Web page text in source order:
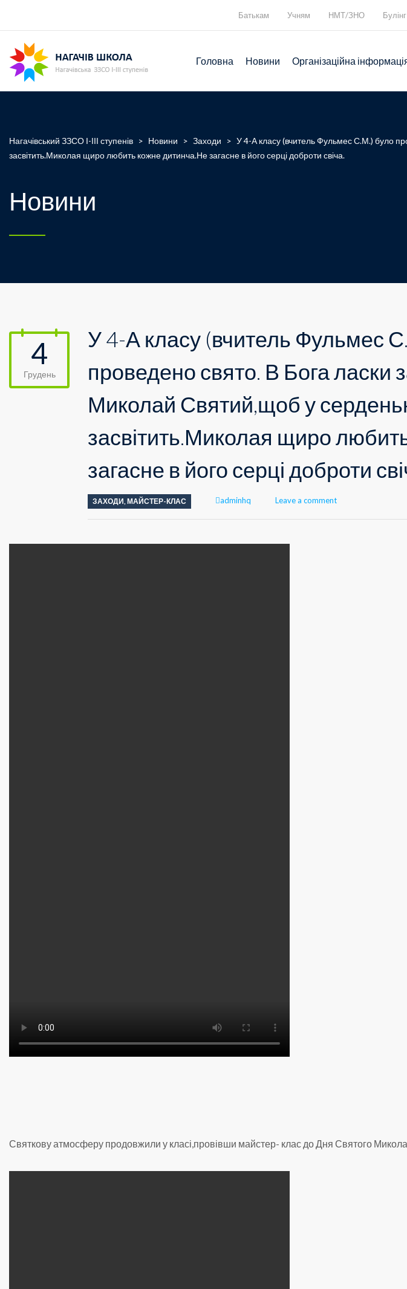
Батькам Учням НМТ/ЗНО Булінг
Головна Новини Організаційна
Нагачівський ЗЗСО І-ІІІ ступенів > Новини > Заходи > У 4-А класу (вчитель Фульмес С.М.) було
засвітить.Миколая щиро любить кожне дитинча.Не загасне в його серці доброти свіча.
Новини
4
Грудень
У 4-А класу (вчитель Фульмес
проведено свято. В Бога ласки
Миколай Святий,щоб у
засвітить.Миколая щиро
загасне в його серці доброти
ЗАХОДИ,МАЙСТЕР-КЛАС Author
adminhq Leave a comment
Святкову атмосферу продовжили у класі,провівши майстер- клас до Дня Святого